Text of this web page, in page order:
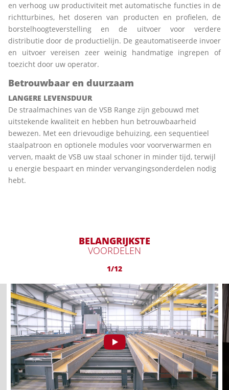
en verhoog uw productiviteit met automatische functies in de
richtturbines, het doseren van producten en profielen, de
borstelhoogteverstelling en de uitvoer voor verdere
distributie door de productielijn. De geautomatiseerde invoer
en uitvoer vereisen zeer weinig handmatige ingrepen of
toezicht door uw operator.
Betrouwbaar en duurzaam
LANGERE LEVENSDUUR
De straalmachines van de VSB Range zijn gebouwd met
uitstekende kwaliteit en hebben hun betrouwbaarheid
bewezen. Met een drievoudige behuizing, een sequentieel
staalpatroon en optionele modules voor voorverwarmen en
verven, maakt de VSB uw staal schoner in minder tijd, terwijl
u energie bespaart en minder vervangingsonderdelen nodig
hebt.
BELANGRIJKSTE
VOORDELEN
1/12